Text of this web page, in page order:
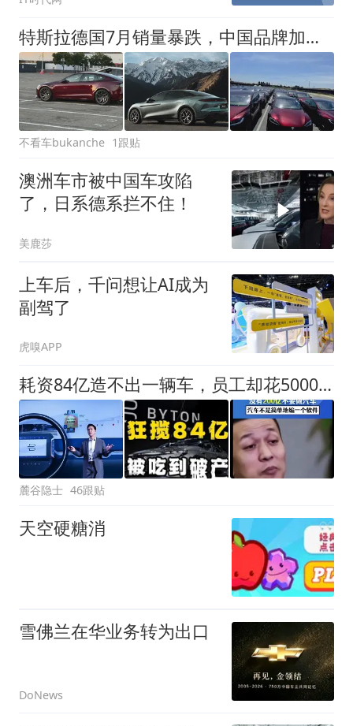
特斯拉德国7月销量暴跌，中国品牌加速崛起
不看车bukanche 1跟贴
澳洲车市被中国车攻陷
了，日系德系拦不住！
美鹿莎
上车后，千问想让AI成为
副驾了
虎嗅APP
耗资84亿造不出一辆车，员工却花5000万吃零食，被央视痛批后破产
麓谷隐士 46跟贴
天空硬糖消
雪佛兰在华业务转为出口
DoNews